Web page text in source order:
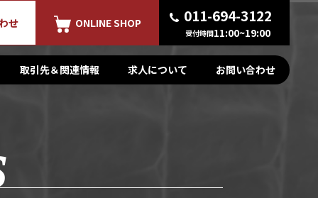
せ ONLINE SHOP 011-694-3122
受付時間11:00~19:00
取引先＆関連情報 求人について お問い合わせ